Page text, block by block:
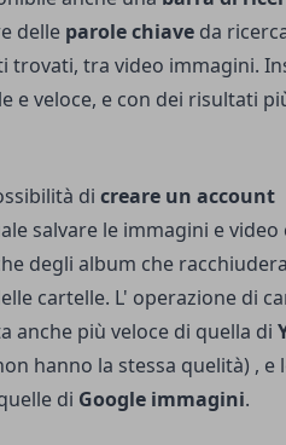
delle parole chiave da
trovati, tra video immagini.
e veloce, e con dei risultati
di creare un account
salvare le immagini e video
degli album che
cartelle. L' operazione di
anche più veloce di quella di
hanno la stessa quelità) , e
di Google immagini.